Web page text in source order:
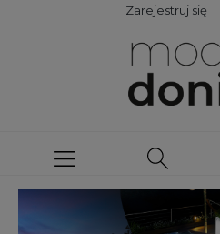
Zarejestruj się